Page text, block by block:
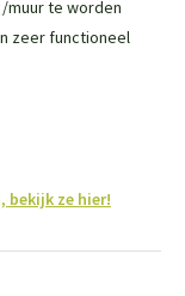
muur te worden
zeer functioneel
bekijk ze hier!